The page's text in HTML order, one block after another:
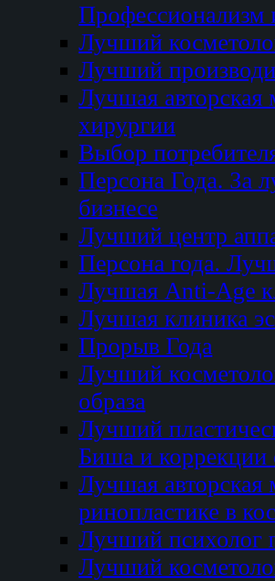
Профессионализм
Лучший
Лучший
Лучшая авторская
хирургии
Выбор
Персона Года. За
бизнесе
Лучший центр
Персона года.
Лучшая Anti-Age
Лучшая клиника
Прорыв Года
Лучший
образа
Лучший
Биша и коррекции
Лучшая авторская
ринопластике в
Лучший психолог
Лучший